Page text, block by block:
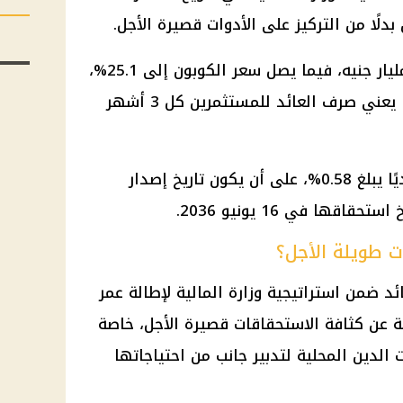
من التركيز على الأدوات قصيرة الأجل.
ويبلغ حجم الطرح المستهدف 15 مليار جنيه، فيما يصل سعر الكوبون إلى 25.1%،
مع دورية صرف عائد ربع سنوية، بما يعني صرف العائد للمستثمرين كل 3 أشهر
كما يتضمن الطرح هامشًا استرشاديًا يبلغ 0.58%، على أن يكون تاريخ إصدار
طويلة الأجل؟
ضمن استراتيجية وزارة المالية لإطالة عمر
عن كثافة الاستحقاقات قصيرة الأجل، خاصة
المحلية لتدبير جانب من احتياجاتها